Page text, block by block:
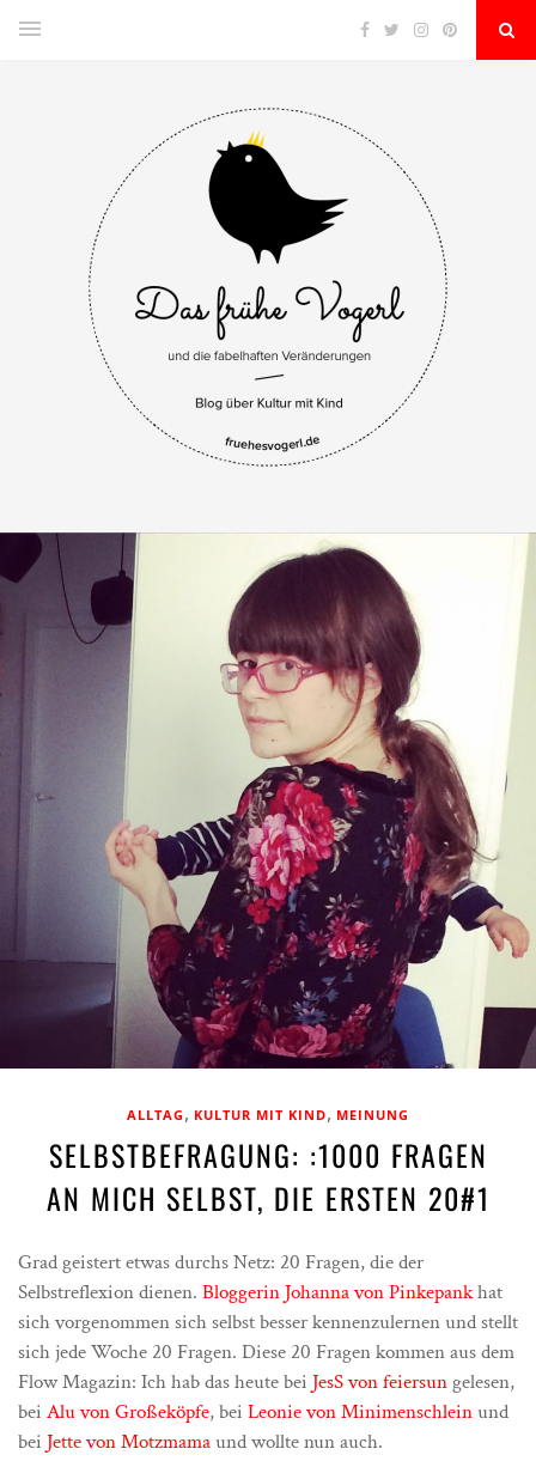
ALLTAG , KULTUR MIT KIND, MEINUNG
SELBSTBEFRAGUNG: :1000 FRAGEN
AN MICH SELBST, DIE ERSTEN 20#1
Grad geistert etwas durchs Netz: 20 Fragen, die der
Selbstreflexion dienen. Bloggerin Johanna von Pinkepankhat
sich vorgenommen sich selbst besser kennenzulernen und stellt
sich jede Woche 20 Fragen. Diese 20 Fragen kommen aus dem
Flow Magazin: Ich hab das heute bei JesS von feiersungelesen,
bei Alu von Großeköpfe, bei Leonie von Minimenschleinund
bei Jette von Motzmamaund wollte nun auch.